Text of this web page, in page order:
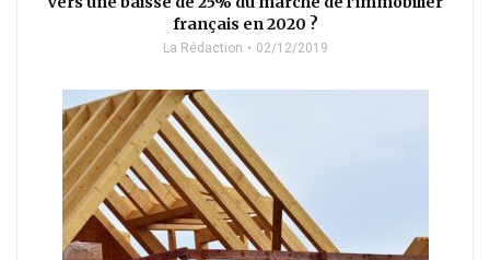
français en 2020 ?
La Rédaction 02/12/2019